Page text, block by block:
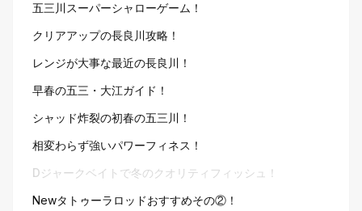
五三川スーパーシャローゲーム！
クリアアップの長良川攻略！
レンジが大事な最近の長良川！
早春の五三・大江ガイド！
シャッド炸裂の初春の五三川！
相変わらず強いパワーフィネス！
Dジャークベイトで冬のクオリティフィッシュ！
Newタトゥーラロッドおすすめその②！